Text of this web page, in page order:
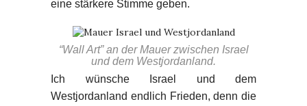
eine stärkere Stimme geben.
“Wall Art” an der Mauer zwischen Israel
und dem Westjordanland.
Ich wünsche Israel und dem
Westjordanland endlich Frieden, denn die